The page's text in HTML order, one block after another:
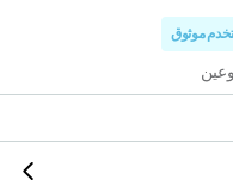
موثوق